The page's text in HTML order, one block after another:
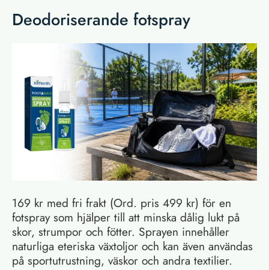
Deodoriserande fotspray
169 kr med fri frakt (Ord. pris 499 kr) för en
fotspray som hjälper till att minska dålig lukt på
skor, strumpor och fötter. Sprayen innehåller
naturliga eteriska växtoljor och kan även användas
på sportutrustning, väskor och andra textilier.